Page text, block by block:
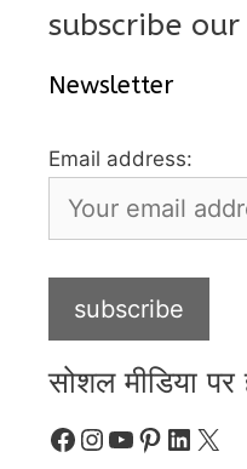
subscribe
Newsletter
Email address:
सोशल मीडिया
Facebook
Instagram
YouTube
Pinterest
X